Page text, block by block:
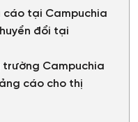
tại Campuchia
đổi tại
trường Campuchia
cáo cho thị